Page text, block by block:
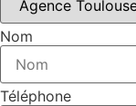
Nom
Téléphone